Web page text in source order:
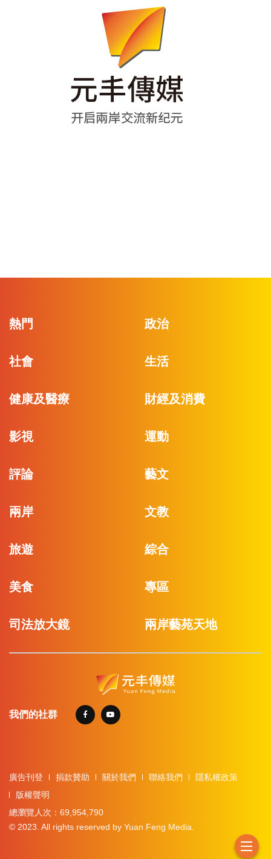
熱門 政治
社會 生活
健康及醫療 財經及消費
影視 運動
評論 藝文
兩岸 文教
旅遊 綜合
美食 專區
司法放大鏡 兩岸藝苑天地
我們的社群
廣告刊登 捐款贊助 關於我們 聯絡我們
隱私權政策
版權聲明
總瀏覽人次：69,954,790
© 2023. All rights reserved by Yuan Feng Media.